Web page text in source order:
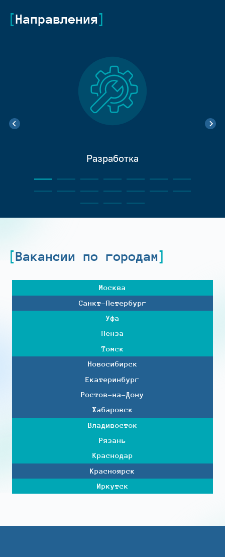
Направления
Разработка
Вакансии по городам
Москва
Санкт-Петербург
Уфа
Пенза
Томск
Новосибирск
Екатеринбург
Ростов-на-Дону
Хабаровск
Владивосток
Рязань
Краснодар
Красноярск
Иркутск